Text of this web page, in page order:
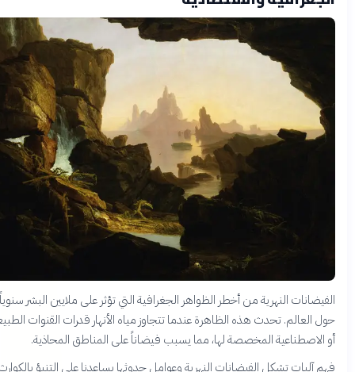
النهرية من أخطر الظواهر الجغرافية التي تؤثر على ملايين البشر سنوياً
العالم. تحدث هذه الظاهرة عندما تتجاوز مياه الأنهار قدرات القنوات الطبيعية
الاصطناعية المخصصة لها، مما يسبب فيضاناً على المناطق المحاذية.
آليات تشكل الفيضانات النهرية وعوامل حدوثها يساعدنا على التنبؤ بالكوارث